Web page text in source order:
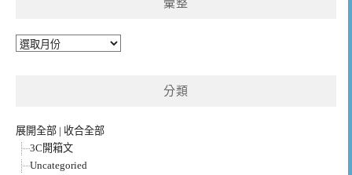
彙整
彙
分類
展開全部 | 收合全部
3C開箱文
Uncategoried